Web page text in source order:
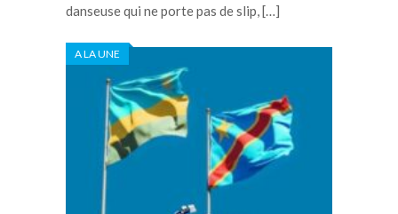
danseuse qui ne porte pas de slip, […]
A LA UNE